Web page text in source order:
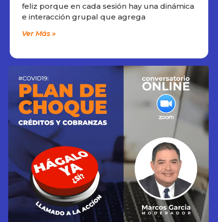
feliz porque en cada sesión hay una dinámica
e interacción grupal que agrega
Ver Más »